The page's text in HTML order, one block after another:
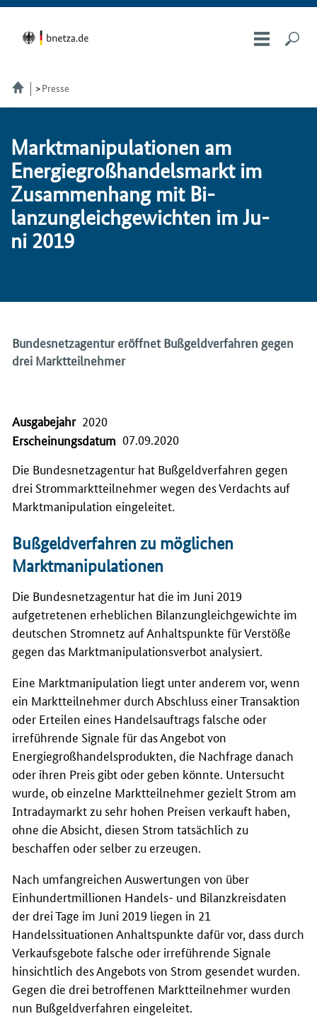
Presse
Markt­ma­ni­pu­la­tio­nen am
Ener­gie­groß­han­dels­markt im
Zu­sam­men­hang mit Bi­
lanzun­gleich­ge­wich­ten im Ju­
ni 2019
Bundesnetzagentur eröffnet Bußgeldverfahren gegen
drei Marktteilnehmer
Ausgabejahr 2020
Erscheinungsdatum 07.09.2020
Die Bundesnetzagentur hat Bußgeldverfahren gegen
drei Strommarktteilnehmer wegen des Verdachts auf
Marktmanipulation eingeleitet.
Bußgeldverfahren zu möglichen
Marktmanipulationen
Die Bundesnetzagentur hat die im Juni 2019
aufgetretenen erheblichen Bilanzungleichgewichte im
deutschen Stromnetz auf Anhaltspunkte für Verstöße
gegen das Marktmanipulationsverbot analysiert.
Eine Marktmanipulation liegt unter anderem vor, wenn
ein Marktteilnehmer durch Abschluss einer Transaktion
oder Erteilen eines Handelsauftrags falsche oder
irreführende Signale für das Angebot von
Energiegroßhandelsprodukten, die Nachfrage danach
oder ihren Preis gibt oder geben könnte. Untersucht
wurde, ob einzelne Marktteilnehmer gezielt Strom am
Intradaymarkt zu sehr hohen Preisen verkauft haben,
ohne die Absicht, diesen Strom tatsächlich zu
beschaffen oder selber zu erzeugen.
Nach umfangreichen Auswertungen von über
Einhundertmillionen Handels- und Bilanzkreisdaten
der drei Tage im Juni 2019 liegen in 21
Handelssituationen Anhaltspunkte dafür vor, dass durch
Verkaufsgebote falsche oder irreführende Signale
hinsichtlich des Angebots von Strom gesendet wurden.
Gegen die drei betroffenen Marktteilnehmer wurden
nun Bußgeldverfahren eingeleitet.